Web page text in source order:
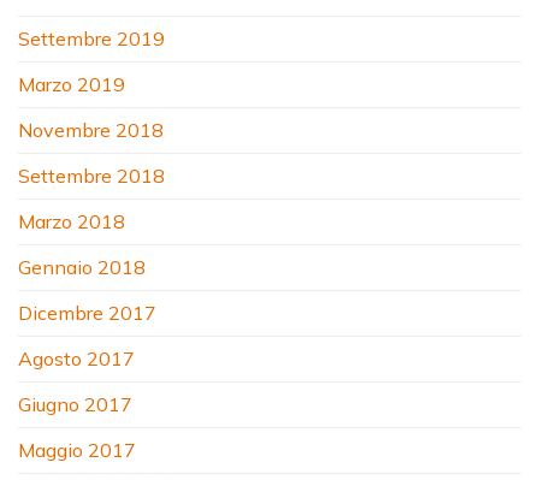
Settembre 2019
Marzo 2019
Novembre 2018
Settembre 2018
Marzo 2018
Gennaio 2018
Dicembre 2017
Agosto 2017
Giugno 2017
Maggio 2017